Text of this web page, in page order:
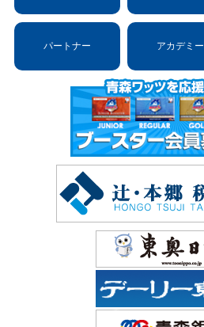
パートナー アカデミー